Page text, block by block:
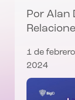
Por Alan
1 de
2024